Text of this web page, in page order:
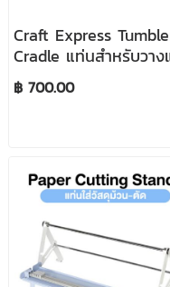
Craft Express
Cradle แท่นสำหรับวาง
หรือกระบอก เพื่อติด
กระดาษก่อนรีดร้อน
฿ 700.00